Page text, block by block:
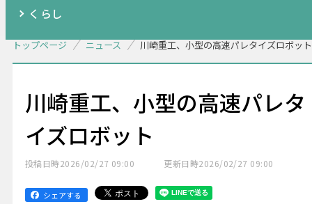
くらし
トップページ ニュース 川崎重工、小型の高速パレタイズロボット
川崎重工、小型の高速パレタ
イズロボット
投稿日時2026/02/27 09:00 更新日時2026/02/27 09:00
シェアする